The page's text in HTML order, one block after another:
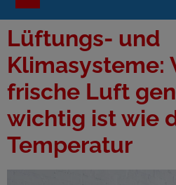
Lüftungs- und
Klimasysteme:
frische Luft
wichtig ist wie
Temperatur